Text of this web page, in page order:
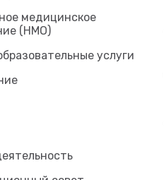
медицинское
(НМО)
услуги